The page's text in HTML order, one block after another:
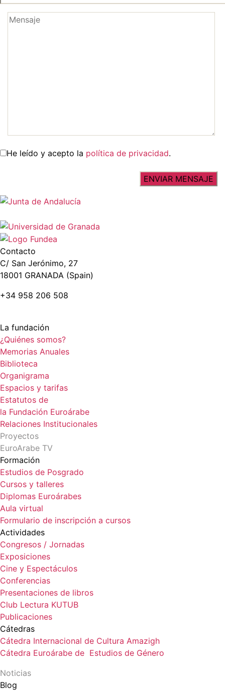
He leído y acepto la política de privacidad.
Contacto
C/ San Jerónimo, 27
18001 GRANADA (Spain)
+34 958 206 508
La fundación
¿Quiénes somos?
Memorias Anuales
Biblioteca
Organigrama
Espacios y tarifas
Estatutos de
la Fundación Euroárabe
Relaciones Institucionales
Proyectos
EuroArabe TV
Formación
Estudios de Posgrado
Cursos y talleres
Diplomas Euroárabes
Aula virtual
Formulario de inscripción a cursos
Actividades
Congresos / Jornadas
Exposiciones
Cine y Espectáculos
Conferencias
Presentaciones de libros
Club Lectura KUTUB
Publicaciones
Cátedras
Cátedra Internacional de Cultura Amazigh
Cátedra Euroárabe de Estudios de Género
Noticias
Blog